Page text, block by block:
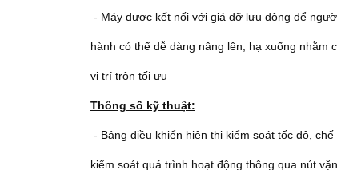
- Máy được kết nối với giá đỡ lưu động để
hành có thể dễ dàng nâng lên, hạ xuống nhằm
vị trí trộn tối ưu
Thông số kỹ thuật:
- Bảng điều khiển hiện thị kiểm soát tốc độ, chế
kiểm soát quá trình hoạt động thông qua nút vặn